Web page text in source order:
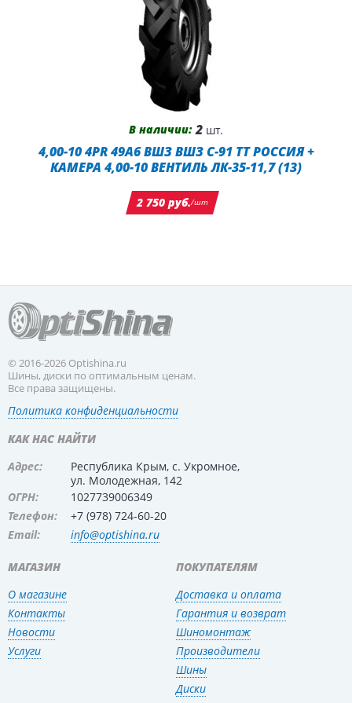
В наличии: 2 шт.
4,00-10 4PR 49A6 ВШЗ ВШЗ С-91 TT РОССИЯ +
КАМЕРА 4,00-10 ВЕНТИЛЬ ЛК-35-11,7 (13)
2 750 руб./шт
МАГАЗИН
О магазине
Контакты
Новости
Услуги
ПОКУПАТЕЛЯМ
Доставка и оплата
Гарантия и возврат
Шиномонтаж
Производители
Шины
Диски
© 2016-2026 Optishina.ru
Шины, диски по оптимальным ценам.
Все права защищены.
Политика конфиденциальности
КАК НАС НАЙТИ
Адрес:
Республика Крым, с. Укромное,
ул. Молодежная, 142
ОГРН:
1027739006349
Телефон:
+7 (978) 724-60-20
Email:
info@optishina.ru